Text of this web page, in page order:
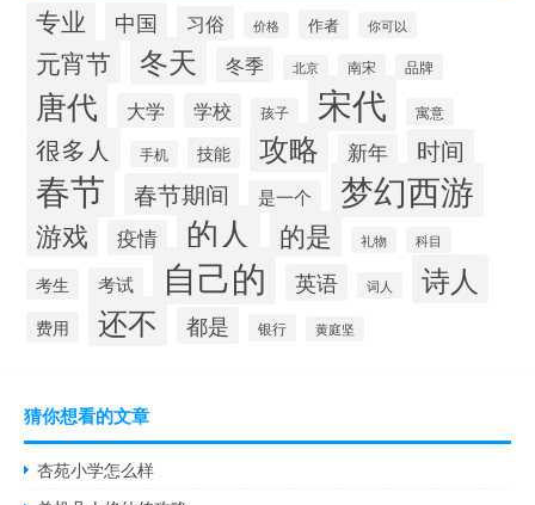
专业 中国 习俗 价格 作者 你可以
元宵节 冬天 冬季 北京 南宋 品牌
唐代 大学 学校 孩子 宋代 寓意
很多人 手机 技能 攻略 新年 时间
春节 春节期间 是一个 梦幻西游
游戏 疫情 的人 的是 礼物 科目
考生 考试 自己的 英语 词人 诗人
费用 还不 都是 银行 黄庭坚
猜你想看的文章
杏苑小学怎么样